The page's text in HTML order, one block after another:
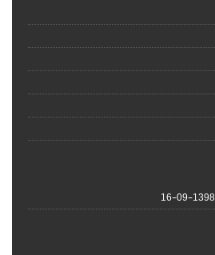
1398-09-16